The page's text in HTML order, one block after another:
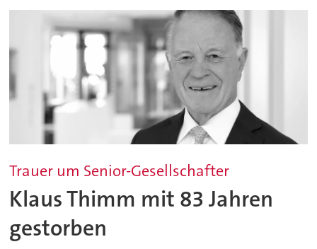
Trauer um Senior-Gesellschafter
Klaus Thimm mit 83 Jahren
gestorben